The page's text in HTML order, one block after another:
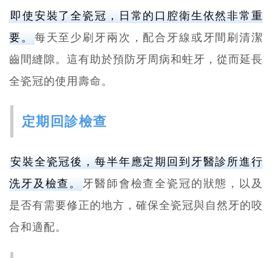
即使安裝了全瓷冠，日常的口腔衛生依然非常重
要。
每天至少刷牙兩次，配合牙線或牙間刷清潔
齒間縫隙。這有助於預防牙周病和蛀牙，從而延長
全瓷冠的使用壽命。
定期回診檢查
安裝全瓷冠後，每半年應定期回到牙醫診所進行
洗牙及檢查。
牙醫師會檢查全瓷冠的狀態，以及
是否有需要修正的地方，確保全瓷冠與自然牙的咬
合和適配。